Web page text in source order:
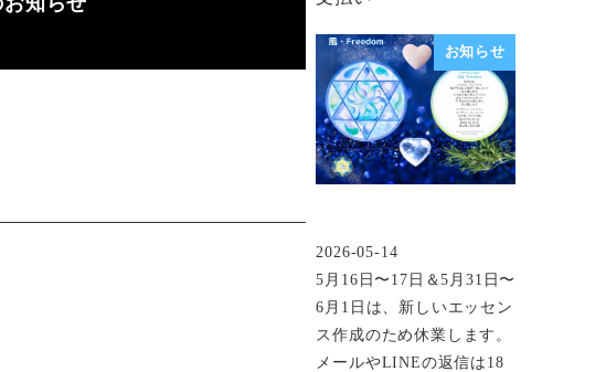
お知らせ
5月16日〜17日＆5月31日〜
6月1日は、新しいエッセン
ス作成のため休業します。
メールやLINEの返信は18
2026-05-14